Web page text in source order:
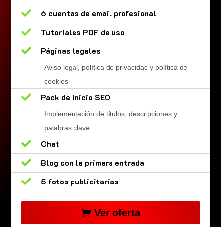

6 cuentas de email profesional

Tutoriales PDF de uso

Páginas legales
Aviso legal, política de privacidad y política de
cookies
 Pack de inicio SEO
Implementación de títulos, descripciones y
palabras clave

Chat

Blog con la primera entrada

5 fotos publicitarias
Ver oferta